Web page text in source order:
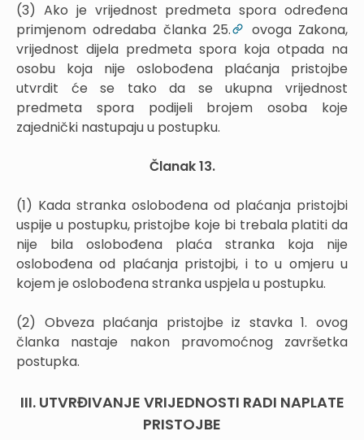
(3) Ako je vrijednost predmeta spora određena
primjenom odredaba članka 25.
ovoga Zakona,
vrijednost dijela predmeta spora koja otpada na
osobu koja nije oslobođena plaćanja pristojbe
utvrdit će se tako da se ukupna vrijednost
predmeta spora podijeli brojem osoba koje
zajednički nastupaju u postupku.
Članak 13.
(1) Kada stranka oslobođena od plaćanja pristojbi
uspije u postupku, pristojbe koje bi trebala platiti da
nije bila oslobođena plaća stranka koja nije
oslobođena od plaćanja pristojbi, i to u omjeru u
kojem je oslobođena stranka uspjela u postupku.
(2) Obveza plaćanja pristojbe iz stavka 1. ovog
članka nastaje nakon pravomoćnog završetka
postupka.
III. UTVRĐIVANJE VRIJEDNOSTI RADI NAPLATE
PRISTOJBE